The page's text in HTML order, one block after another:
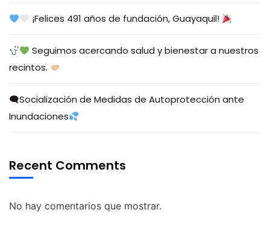
¡Felices 491 años de fundación, Guayaquil!
Seguimos acercando salud y bienestar a nuestros
recintos.
🗨Socialización de Medidas de Autoprotección ante
Inundaciones
Recent Comments
No hay comentarios que mostrar.